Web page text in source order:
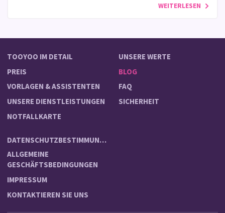
WEITERLESEN
TOOYOO IM DETAIL
PREIS
VORLAGEN & ASSISTENTEN
UNSERE DIENSTLEISTUNGEN
NOTFALLKARTE
UNSERE WERTE
BLOG
FAQ
SICHERHEIT
DATENSCHUTZBESTIMMUNGEN
ALLGEMEINE
GESCHÄFTSBEDINGUNGEN
IMPRESSUM
KONTAKTIEREN SIE UNS